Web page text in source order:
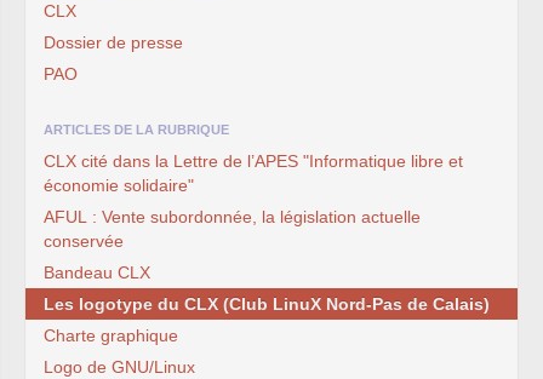
CLX
Dossier de presse
PAO
ARTICLES DE LA RUBRIQUE
CLX cité dans la Lettre de l’APES "Informatique libre et
économie solidaire"
AFUL : Vente subordonnée, la législation actuelle
conservée
Bandeau CLX
Les logotype du CLX (Club LinuX Nord-Pas de Calais)
Charte graphique
Logo de GNU/Linux